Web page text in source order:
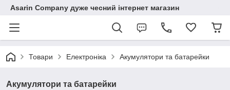
Asarin Company дуже чесний інтернет магазин
Товари Електроніка Акумулятори та батарейки
Акумулятори та батарейки